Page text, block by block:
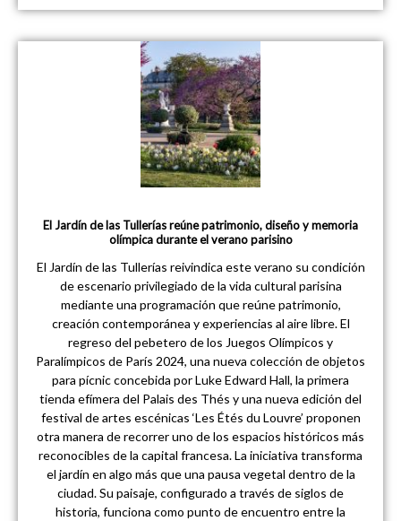
El Jardín de las Tullerías reúne patrimonio, diseño y memoria
olímpica durante el verano parisino
El Jardín de las Tullerías reivindica este verano su condición
de escenario privilegiado de la vida cultural parisina
mediante una programación que reúne patrimonio,
creación contemporánea y experiencias al aire libre. El
regreso del pebetero de los Juegos Olímpicos y
Paralímpicos de París 2024, una nueva colección de objetos
para pícnic concebida por Luke Edward Hall, la primera
tienda efímera del Palais des Thés y una nueva edición del
festival de artes escénicas ‘Les Étés du Louvre’ proponen
otra manera de recorrer uno de los espacios históricos más
reconocibles de la capital francesa. La iniciativa transforma
el jardín en algo más que una pausa vegetal dentro de la
ciudad. Su paisaje, configurado a través de siglos de
historia, funciona como punto de encuentro entre la